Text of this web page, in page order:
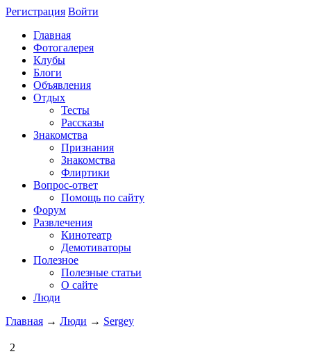
Регистрация Войти
Главная
Фотогалерея
Клубы
Блоги
Объявления
Отдых
Тесты
Рассказы
Знакомства
Признания
Знакомства
Флиртики
Вопрос-ответ
Помощь по сайту
Форум
Развлечения
Кинотеатр
Демотиваторы
Полезное
Полезные статьи
О сайте
Люди
Главная → Люди → Sergey
2